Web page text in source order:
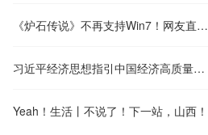
《炉石传说》不再支持Win7！网友直呼天塌了
习近平经济思想指引中国经济高质量发展行稳致远
Yeah！生活丨不说了！下一站，山西！